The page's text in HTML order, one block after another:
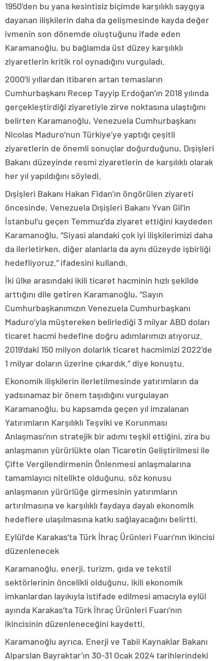
1950’den bu yana kesintisiz biçimde karşılıklı saygıya
dayanan ilişkilerin daha da gelişmesinde kayda değer
ivmenin son dönemde oluştuğunu ifade eden
Karamanoğlu, bu bağlamda üst düzey karşılıklı
ziyaretlerin kritik rol oynadığını vurguladı.
2000’li yıllardan itibaren artan temasların
Cumhurbaşkanı Recep Tayyip Erdoğan’ın 2018 yılında
gerçekleştirdiği ziyaretiyle zirve noktasına ulaştığını
belirten Karamanoğlu, Venezuela Cumhurbaşkanı
Nicolas Maduro’nun Türkiye’ye yaptığı çeşitli
ziyaretlerin de önemli sonuçlar doğurduğunu, Dışişleri
Bakanı düzeyinde resmi ziyaretlerin de karşılıklı olarak
her yıl yapıldığını söyledi.
Dışişleri Bakanı Hakan Fidan’ın öngörülen ziyareti
öncesinde, Venezuela Dışişleri Bakanı Yvan Gil’in
İstanbul’u geçen Temmuz’da ziyaret ettiğini kaydeden
Karamanoğlu, “Siyasi alandaki çok iyi ilişkilerimizi daha
da ilerletirken, diğer alanlarla da aynı düzeyde işbirliği
hedefliyoruz.” ifadesini kullandı.
İki ülke arasındaki ikili ticaret hacminin hızlı şekilde
arttığını dile getiren Karamanoğlu, “Sayın
Cumhurbaşkanımızın Venezuela Cumhurbaşkanı
Maduro’yla müştereken belirlediği 3 milyar ABD doları
ticaret hacmi hedefine doğru adımlarımızı atıyoruz.
2019’daki 150 milyon dolarlık ticaret hacmimizi 2022’de
1 milyar doların üzerine çıkardık.” diye konuştu.
Ekonomik ilişkilerin ilerletilmesinde yatırımların da
yadsınamaz bir önem taşıdığını vurgulayan
Karamanoğlu, bu kapsamda geçen yıl imzalanan
Yatırımların Karşılıklı Teşviki ve Korunması
Anlaşması’nın stratejik bir adımı teşkil ettiğini, zira bu
anlaşmanın yürürlükte olan Ticaretin Geliştirilmesi ile
Çifte Vergilendirmenin Önlenmesi anlaşmalarına
tamamlayıcı nitelikte olduğunu, söz konusu
anlaşmanın yürürlüğe girmesinin yatırımların
artırılmasına ve karşılıklı faydaya dayalı ekonomik
hedeflere ulaşılmasına katkı sağlayacağını belirtti.
Eylül’de Karakas’ta Türk İhraç Ürünleri Fuarı’nın ikincisi
düzenlenecek
Karamanoğlu, enerji, turizm, gıda ve tekstil
sektörlerinin öncelikli olduğunu, ikili ekonomik
imkanlardan layıkıyla istifade edilmesi amacıyla eylül
ayında Karakas’ta Türk İhraç Ürünleri Fuarı’nın
ikincisinin düzenleneceğini kaydetti.
Karamanoğlu ayrıca, Enerji ve Tabii Kaynaklar Bakanı
Alparslan Bayraktar’ın 30-31 Ocak 2024 tarihlerindeki